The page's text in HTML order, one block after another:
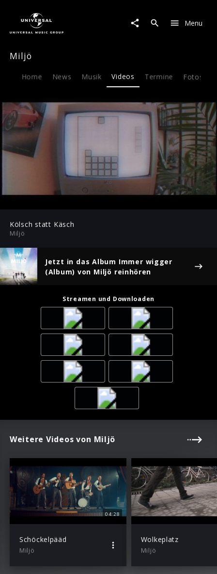
statt
Menu
Miljö
Home News Musik Videos Termine Fotos
Play Mute
Play
Kölsch statt Käsch
Miljö
Jetzt in das Album Immer wigger
(Album) von Miljö reinhören
Streamen und Downloaden
Weitere Videos von Miljö
04:28
Schöckelpääd
Miljö
Wolkeplatz
Miljö